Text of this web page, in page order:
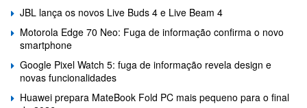
JBL lança os novos Live Buds 4 e Live Beam 4
Motorola Edge 70 Neo: Fuga de informação confirma o novo
smartphone
Google Pixel Watch 5: fuga de informação revela design e
novas funcionalidades
Huawei prepara MateBook Fold PC mais pequeno para o final